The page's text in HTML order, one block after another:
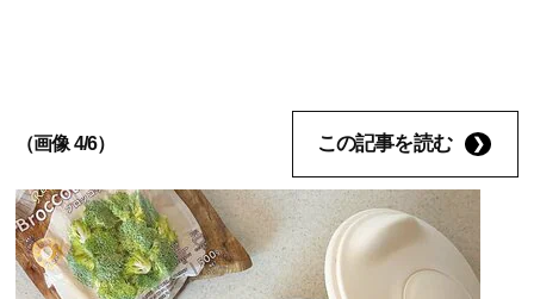
（画像 4/6） この記事を読む